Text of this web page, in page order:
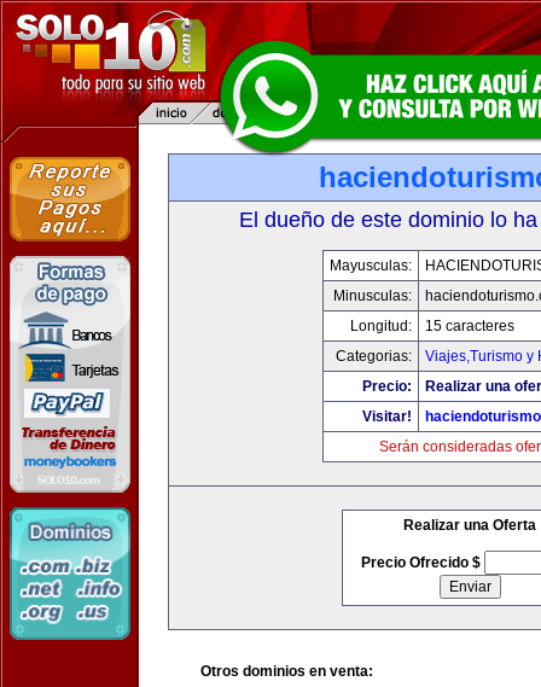
El dueño de este dominio lo
Mayusculas:
Minusculas:
Longitud:
15 caracteres
Categorias:
Viajes,Turismo y
Precio:
Realizar una
Visitar!
Serán consideradas
Realizar una Oferta
Precio Ofrecido $
Otros dominios en venta: